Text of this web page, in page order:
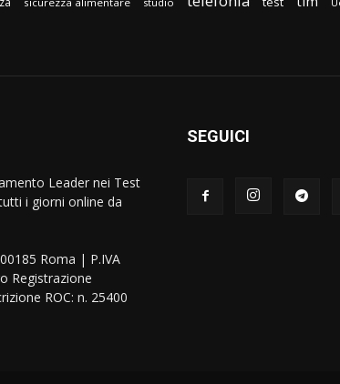
Leader nei Test
i giorni online da
Roma | P.IVA
Registrazione
ROC: n. 25400
SEGUICI